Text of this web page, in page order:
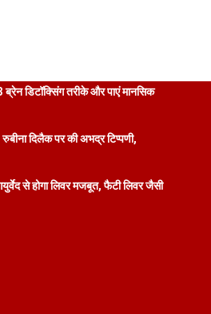
डिटॉक्सिंग तरीके और पाएं मानसिक
दिलैक पर की अभद्र टिप्पणी,
से होगा लिवर मजबूत, फैटी लिवर जैसी